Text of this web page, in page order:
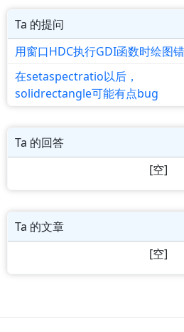
Ta 的提问
用窗口HDC执行GDI函数时绘图
在setaspectratio以后，
solidrectangle可能有点bug
Ta 的回答
[空]
Ta 的文章
[空]